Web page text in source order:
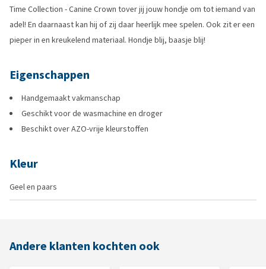
Time Collection - Canine Crown tover jij jouw hondje om tot iemand van
adel! En daarnaast kan hij of zij daar heerlijk mee spelen. Ook zit er een
pieper in en kreukelend materiaal. Hondje blij, baasje blij!
Eigenschappen
Handgemaakt vakmanschap
Geschikt voor de wasmachine en droger
Beschikt over AZO-vrije kleurstoffen
Kleur
Geel en paars
Andere klanten kochten ook